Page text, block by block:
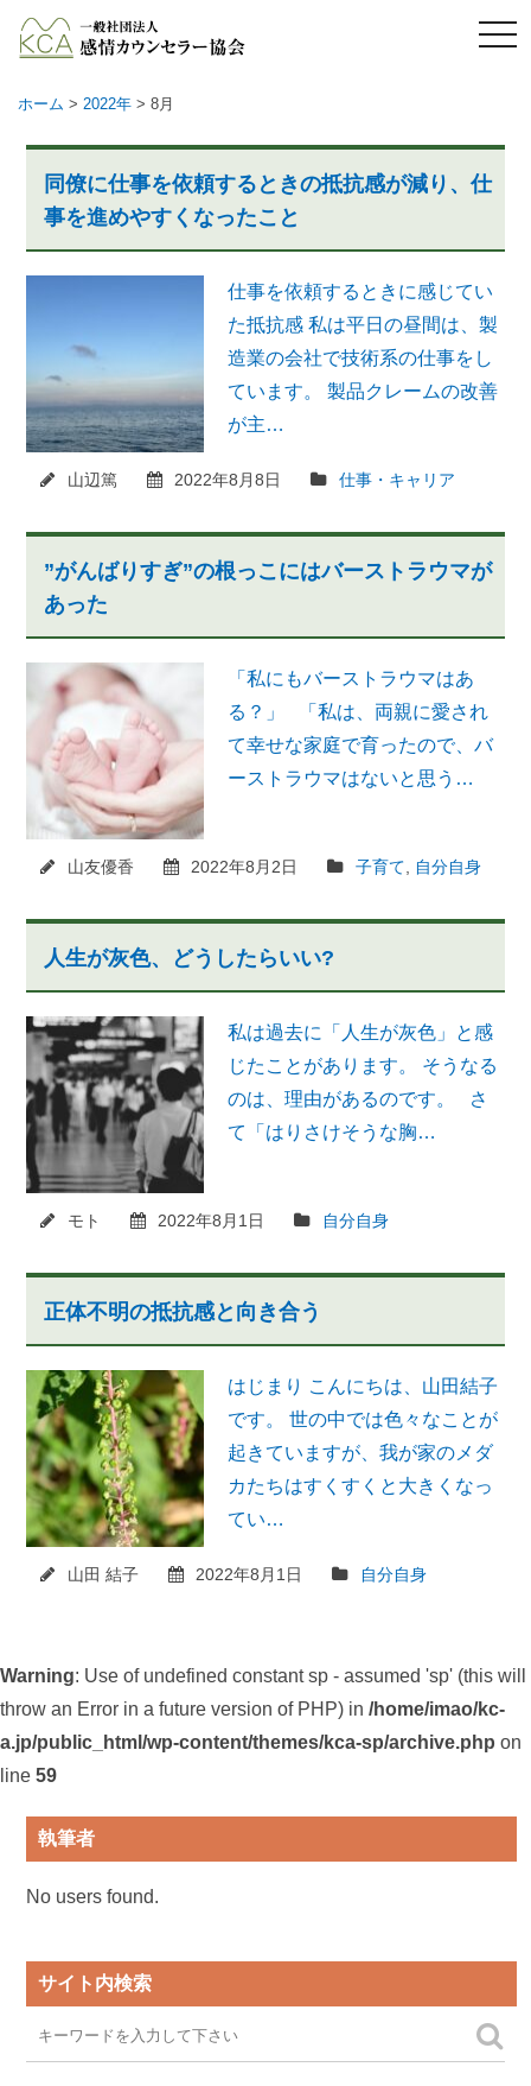
メ
ニ
ホーム > 2022年 > 8月
同僚に仕事を依頼するときの抵抗感が減り、仕
事を進めやすくなったこと
仕事を依頼するときに感じてい
た抵抗感 私は平日の昼間は、製
造業の会社で技術系の仕事をし
ています。 製品クレームの改善
が主…
山辺篤 2022年8月8日 仕事・キャリア
”がんばりすぎ”の根っこにはバーストラウマが
あった
「私にもバーストラウマはあ
る？」 「私は、両親に愛され
て幸せな家庭で育ったので、バ
ーストラウマはないと思う…
山友優香 2022年8月2日 子育て 自分自身
人生が灰色、どうしたらいい?
私は過去に「人生が灰色」と感
じたことがあります。 そうなる
のは、理由があるのです。 さ
て「はりさけそうな胸…
モト 2022年8月1日 自分自身
正体不明の抵抗感と向き合う
はじまり こんにちは、山田結子
です。 世の中では色々なことが
起きていますが、我が家のメダ
カたちはすくすくと大きくなっ
てい…
山田 結子 2022年8月1日 自分自身
Warning: Use of undefined constant sp - assumed 'sp' (this will
throw an Error in a future version of PHP) in /home/imao/kc-
a.jp/public_html/wp-content/themes/kca-sp/archive.php on
line 59
執筆者
No users found.
サイト内検索